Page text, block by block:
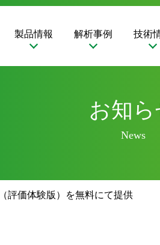
製品情報 解析事例 技術
お知ら
News
評価体験版）を無料にて提供